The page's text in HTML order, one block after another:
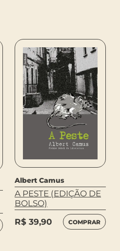
Albert Camus
A PESTE (EDIÇÃO DE
BOLSO)
R$ 39,90 COMPRAR